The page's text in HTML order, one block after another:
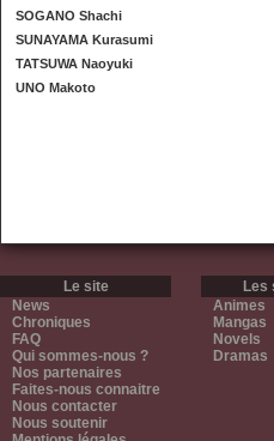
SOGANO Shachi
SUNAYAMA Kurasumi
TATSUWA Naoyuki
UNO Makoto
Le site
News
Chroniques
FAQ
Qui sommes-nous ?
Nos partenaires
Faites-nous connaitre
Nous contacter
Nous soutenir
Les
Animes
Mangas
Novels
Dramas